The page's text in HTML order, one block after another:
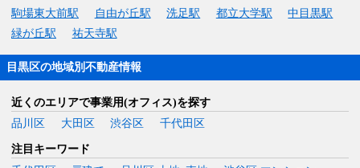
駒場東大前駅 自由が丘駅 洗足駅 都立大学駅
中目黒駅
緑が丘駅
祐天寺駅
目黒区の地域別不動産情報
近くのエリアで事業用(オフィス)を探す
品川区
大田区 渋谷区 千代田区
注目キーワード